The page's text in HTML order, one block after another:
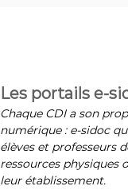
Les portails e-
Chaque CDI a son
numérique : e-sidoc
élèves et professeurs
ressources physiques
leur établissement.